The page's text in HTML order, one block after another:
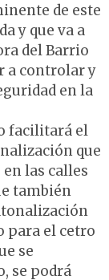
de este
y que va a
del Barrio
a controlar y
en la
facilitará el
que
las calles
también
para el cetro
se
se podrá